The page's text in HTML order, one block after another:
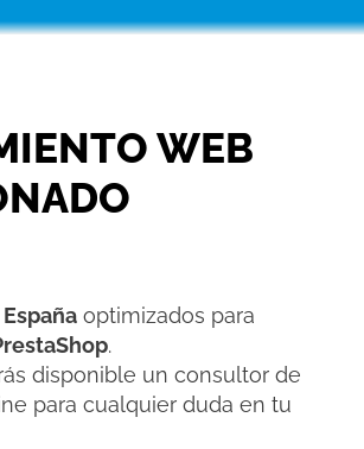
WEB
optimizados para
.
disponible un consultor de
para cualquier duda en tu